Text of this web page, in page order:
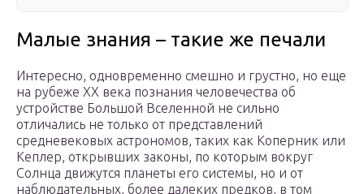
Малые знания – такие же печали
Интересно, одновременно смешно и грустно, но еще
на рубеже XX века познания человечества об
устройстве Большой Вселенной не сильно
отличались не только от представлений
средневековых астрономов, таких как Коперник или
Кеплер, открывших законы, по которым вокруг
Солнца движутся планеты его системы, но и от
наблюдательных, более далеких предков, в том